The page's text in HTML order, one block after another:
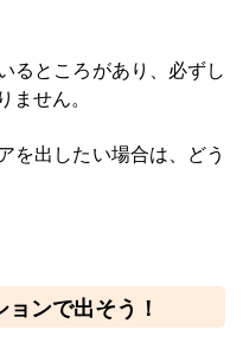
るところがあり、必ずし
ません。
を出したい場合は、どう
ンで出そう！